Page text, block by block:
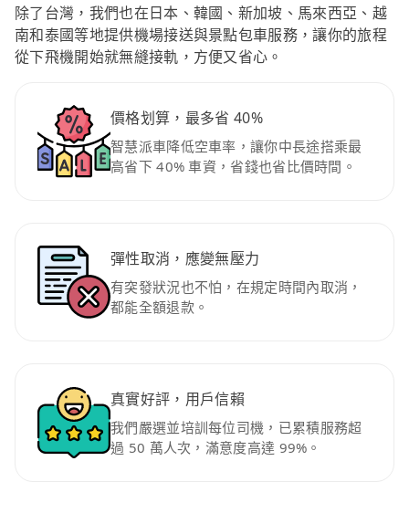
除了台灣，我們也在日本、韓國、新加坡、馬來西亞、越
南和泰國等地提供機場接送與景點包車服務，讓你的旅程
從下飛機開始就無縫接軌，方便又省心。
價格划算，最多省 40%
智慧派車降低空車率，讓你中長途搭乘最
高省下 40% 車資，省錢也省比價時間。
彈性取消，應變無壓力
有突發狀況也不怕，在規定時間內取消，
都能全額退款。
真實好評，用戶信賴
我們嚴選並培訓每位司機，已累積服務超
過 50 萬人次，滿意度高達 99%。